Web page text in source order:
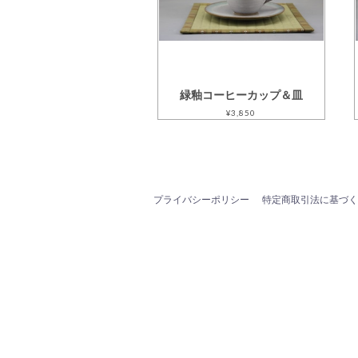
緑釉コーヒーカップ＆皿
¥3,850
プライバシーポリシー 特定商取引法に基づ